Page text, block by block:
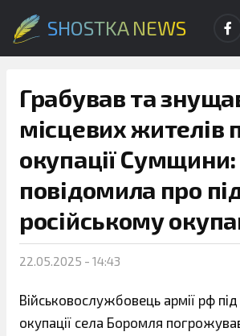
SHOSTKA NEWS
Грабував та
місцевих жителів
окупації Сумщини:
повідомила про
російському
22.05.2025 - 14:43
Військовослужбовець армії рф
окупації села Боромля